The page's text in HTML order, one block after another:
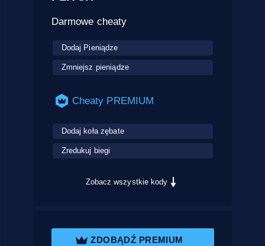
Darmowe cheaty
Dodaj Pieniądze
Zmniejsz pieniądze
Cheaty PREMIUM
Dodaj koła zębate
Zredukuj biegi
Zobacz wszystkie kody
ZDOBĄDŹ PREMIUM